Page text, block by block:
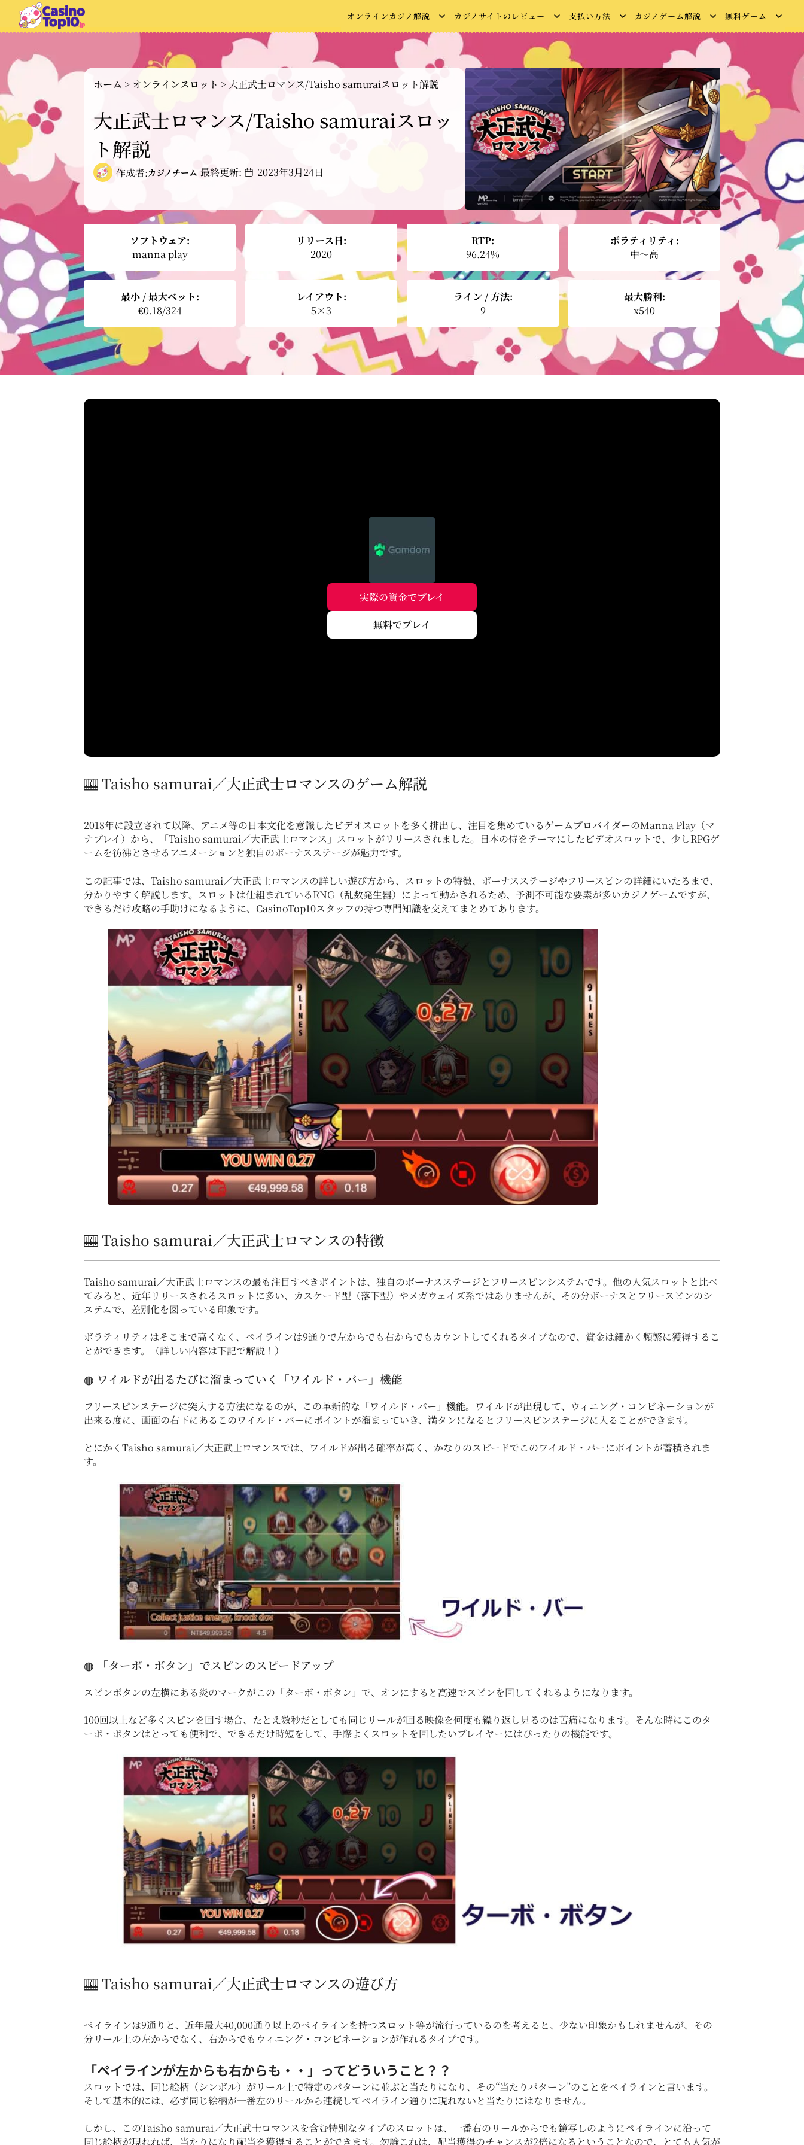
オンラインカジノ解説 カジノサイトのレビュー 支払い方法 カジノゲーム解説 無料ゲーム
ホーム > オンラインスロット >大正武士ロマンス/Taisho samuraiスロット解説
大正武士ロマンス/Taisho samuraiスロッ
ト解説
作成者:カジノチーム|最終更新: 2023年3月24日
ソフトウェア:
manna play
リリース日:
2020
RTP:
96.24%
ボラティリティ:
中～高
最小 / 最大ベット:
€0.18/324
レイアウト:
5×3
ライン / 方法:
9
最大勝利:
x540
実際の資金でプレイ
無料でプレイ
🎰 Taisho samurai／大正武士ロマンスのゲーム解説
2018年に設立されて以降、アニメ等の日本文化を意識したビデオスロットを多く排出し、注目を集めているゲームプロバイダーのManna Play（マ
ナプレイ）から、「Taisho samurai／大正武士ロマンス」スロットがリリースされました。日本の侍をテーマにしたビデオスロットで、少しRPGゲ
ームを彷彿とさせるアニメーションと独自のボーナスステージが魅力です。
この記事では、Taisho samurai／大正武士ロマンスの詳しい遊び方から、 スロットの特徴、ボーナスステージやフリースピンの詳細にいたるまで、
分かりやすく解説します。スロットは仕組まれているRNG（乱数発生器）によって動かされるため、予測不可能な要素が多いカジノゲームですが、
できるだけ攻略の手助けになるように、 CasinoTop10スタッフの持つ専門知識を交えてまとめてあります。
🎰 Taisho samurai／大正武士ロマンスの特徴
Taisho samurai／大正武士ロマンスの最も注目すべきポイントは、独自のボーナスステージとフリースピンシステムです。他の人気スロットと比べ
てみると、近年リリースされるスロットに多い、カスケード型（落下型）やメガウェイズ系ではありませんが、その分ボーナスとフリースピンのシ
ステムで、差別化を図っている印象です。
ボラティリティはそこまで高くなく、ペイラインは9通りで左からでも右からでもカウントしてくれるタイプなので、賞金は細かく頻繁に獲得するこ
とができます。（詳しい内容は下記で解説！）
◍ ワイルドが出るたびに溜まっていく「ワイルド・バー」機能
フリースピンステージに突入する方法になるのが、この革新的な「ワイルド・バー」機能。ワイルドが出現して、ウィニング・コンビネーションが
出来る度に、画面の右下にあるこのワイルド・バーにポイントが溜まっていき、満タンになるとフリースピンステージに入ることができます。
とにかくTaisho samurai／大正武士ロマンスでは、ワイルドが出る確率が高く、かなりのスピードでこのワイルド・バーにポイントが蓄積されま
す。
◍ 「ターボ・ボタン」でスピンのスピードアップ
スピンボタンの左横にある炎のマークがこの「ターボ・ボタン」で、オンにすると高速でスピンを回してくれるようになります。
100回以上など多くスピンを回す場合、たとえ数秒だとしても同じリールが回る映像を何度も繰り返し見るのは苦痛になります。そんな時にこのタ
ーボ・ボタンはとっても便利で、できるだけ時短をして、手際よくスロットを回したいプレイヤーにはぴったりの機能です。
🎰 Taisho samurai／大正武士ロマンスの遊び方
ペイラインは9通りと、近年最大40,000通り以上のペイラインを持つスロット等が流行っているのを考えると、少ない印象かもしれませんが、その
分リール上の左からでなく、右からでもウィニング・コンビネーションが作れるタイプです。
「ペイラインが左からも右からも・・」ってどういうこと？？
スロットでは、同じ絵柄（シンボル）がリール上で特定のパターンに並ぶと当たりになり、その“当たりパターン”のことをペイラインと言います。
そして基本的には、必ず同じ絵柄が一番左のリールから連続してペイライン通りに現れないと当たりにはなりません。
しかし、このTaisho samurai／大正武士ロマンスを含む特別なタイプのスロットは、一番右のリールからでも鏡写しのようにペイラインに沿って
同じ絵柄が現れれば、当たりになり配当を獲得することができます。勿論これは、配当獲得のチャンスが2倍になるということなので、とても人気が